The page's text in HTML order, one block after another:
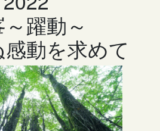
躍動～
動を求めて